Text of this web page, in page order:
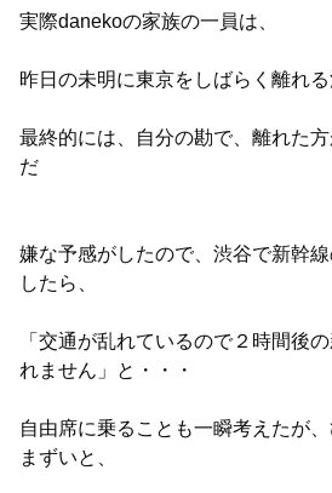
実際danekoの家族の一員は、
昨日の未明に東京をしばらく離れ
最終的には、自分の勘で、離れた
だ
嫌な予感がしたので、渋谷で新幹
したら、
「交通が乱れているので２時間後
れません」と・・・
自由席に乗ることも一瞬考えたが
まずいと、